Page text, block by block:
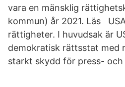
vara en mänsklig
kommun) år 2021. Läs
rättigheter. I huvudsak är
demokratisk rättsstat med
starkt skydd för press-